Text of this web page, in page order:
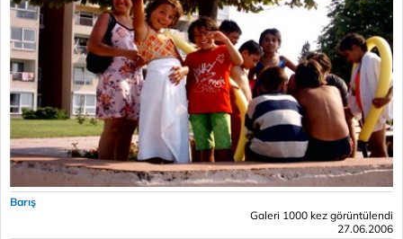
Barış
Galeri 1000 kez görüntülendi
27.06.2006